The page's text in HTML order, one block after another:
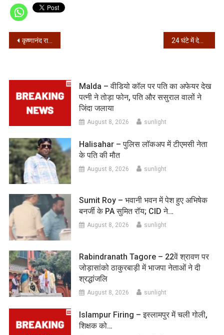
Post
कृष्णानंद राय की हत्या में शामिल रहे एक लाख का इनामी शूटर राकेश पांडे ढेर
Malda – वीडियो कॉल पर पति का अफेयर देख
पत्नी ने तोड़ा फोन, पति और ससुराल वालों ने
जिंदा जलाया
August 8, 2026 sunlight
Halisahar – पुलिस लॉकअप में टीएमसी नेता
के पति की मौत
August 8, 2026 sunlight
Sumit Roy – भवानी भवन में पेश हुए अभिषेक
बनर्जी के PA सुमित रॉय; CID ने…
August 8, 2026 sunlight
Rabindranath Tagore – 22वें श्रावण पर
जोड़ासांको ठाकुरबाड़ी में भाजपा नेताओं ने दी
श्रद्धांजलि
August 8, 2026 sunlight
Islampur Firing – इस्लामपुर में चली गोली,
शिक्षक को…